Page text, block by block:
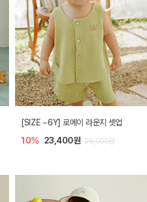
[SIZE ~6Y] 로메이 라운지 셋업
10% 23,400원 26,000원